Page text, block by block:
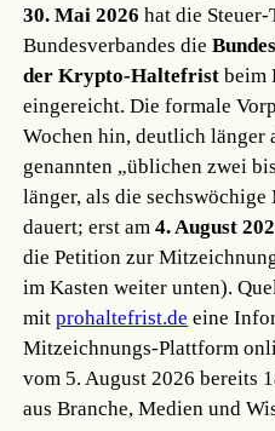
30. Mai 2026 hat die Steuer-
Bundesverbandes die
der Krypto-Haltefrist beim
eingereicht. Die formale
Wochen hin, deutlich
genannten „üblichen zwei
länger, als die
dauert; erst am4. August
die Petition zur
im Kasten weiter unten).
mitprohaltefrist.de eine
Mitzeichnungs-Plattform
vom 5. August 2026 bereits
aus Branche, Medien und